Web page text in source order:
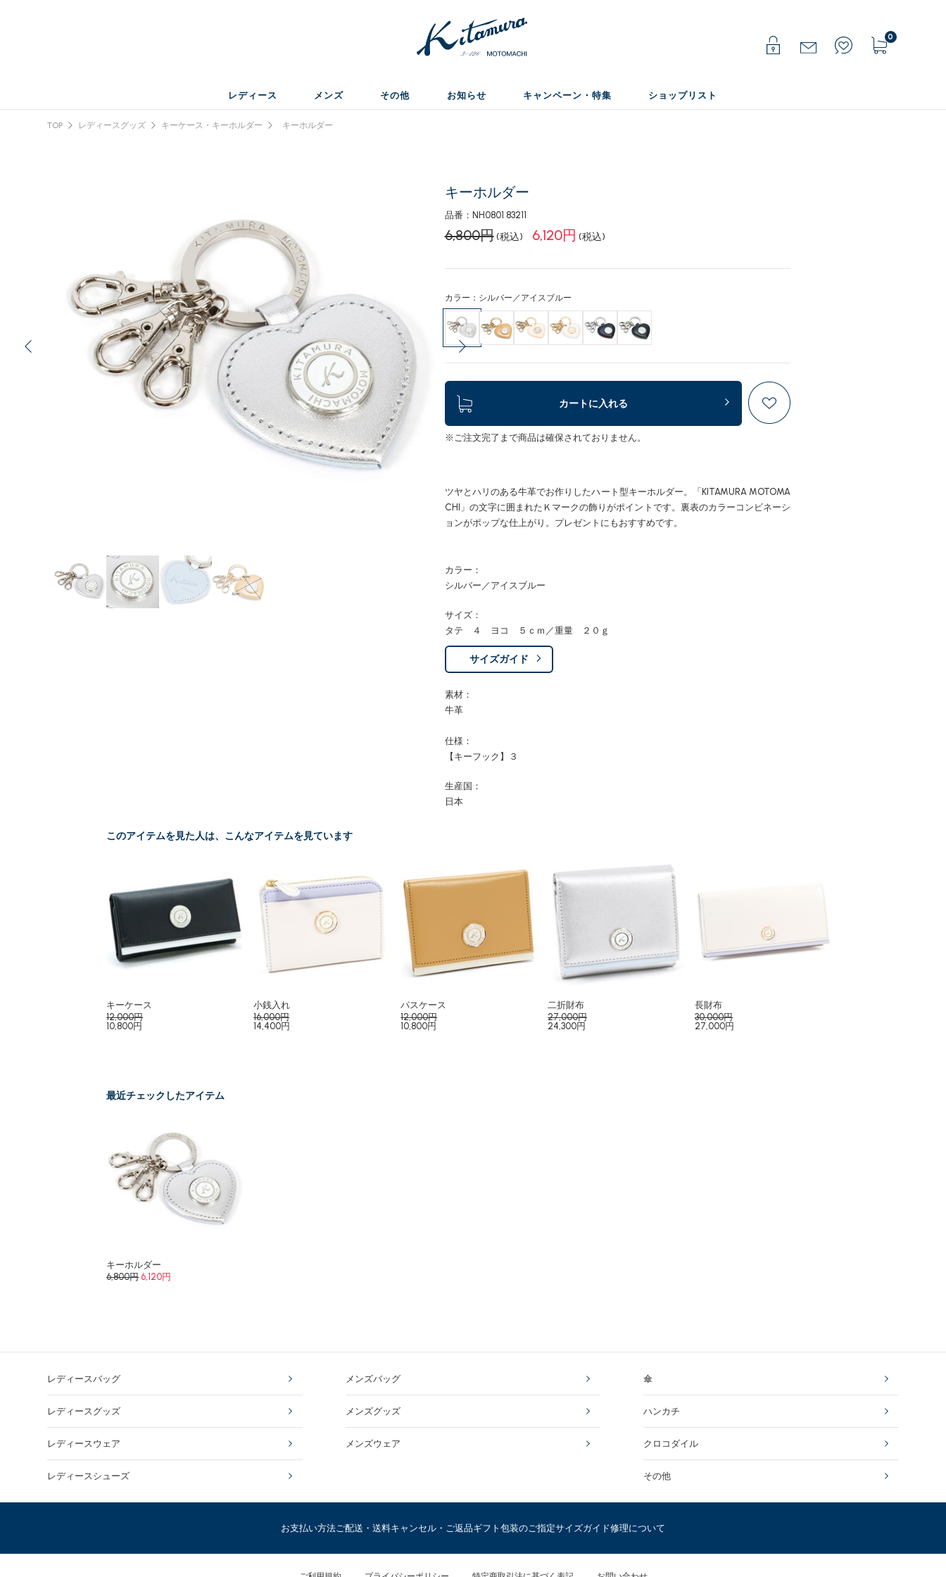
0
レディース メンズ その他 お知らせ キャンペーン・特集 ショップリスト
TOP レディースグッズ キーケース・キーホルダー キーホルダー
キーホルダー
品番：NH0801 83211
6,800円 (税込) 6,120円 (税込)
カラー：シルバー／アイスブルー
カートに入れる
※ご注文完了まで商品は確保されておりません。
ツヤとハリのある牛革でお作りしたハート型キーホルダー。「KITAMURA MOTOMA
CHI」の文字に囲まれたＫマークの飾りがポイントです。裏表のカラーコンビネーシ
ョンがポップな仕上がり。プレゼントにもおすすめです。
カラー：
シルバー／アイスブルー
サイズ：
タテ ４ ヨコ ５ｃｍ／重量 ２０ｇ
サイズガイド
素材：
牛革
仕様：
【キーフック】３
生産国：
日本
このアイテムを見た人は、こんなアイテムを見ています
キーケース
12,000円
10,800円
小銭入れ
16,000円
14,400円
パスケース
12,000円
10,800円
二折財布
27,000円
24,300円
長財布
30,000円
27,000円
最近チェックしたアイテム
キーホルダー
6,800円 6,120円
レディースバッグ
レディースグッズ
レディースウェア
レディースシューズ
メンズバッグ
メンズグッズ
メンズウェア
傘
ハンカチ
クロコダイル
その他
お支払い方法ご配送・送料キャンセル・ご返品ギフト包装のご指定サイズガイド修理について